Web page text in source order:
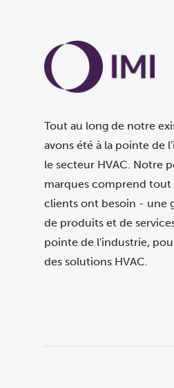
Tout au long de notre
avons été à la pointe de
le secteur HVAC. Notre
marques comprend
clients ont besoin - une
de produits et de
pointe de l'industrie,
des solutions HVAC.